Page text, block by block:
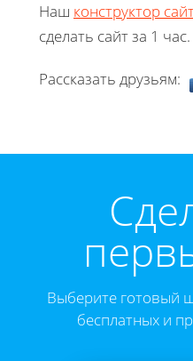
Наш конструктор
сделать сайт за 1 час.
Рассказать друзьям:
Выберите готовый
бесплатных и